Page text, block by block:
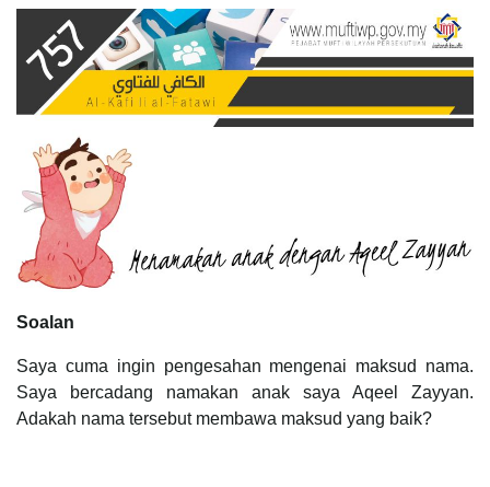
Soalan
Saya cuma ingin pengesahan mengenai maksud nama.
Saya bercadang namakan anak saya Aqeel Zayyan.
Adakah nama tersebut membawa maksud yang baik?